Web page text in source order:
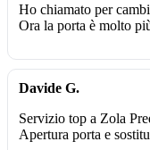
Ho chiamato per
Ora la porta è molto
Davide G.
Servizio top a Zola
Apertura porta e